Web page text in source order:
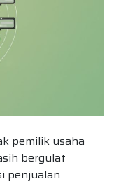
pemilik usaha
bergulat
penjualan